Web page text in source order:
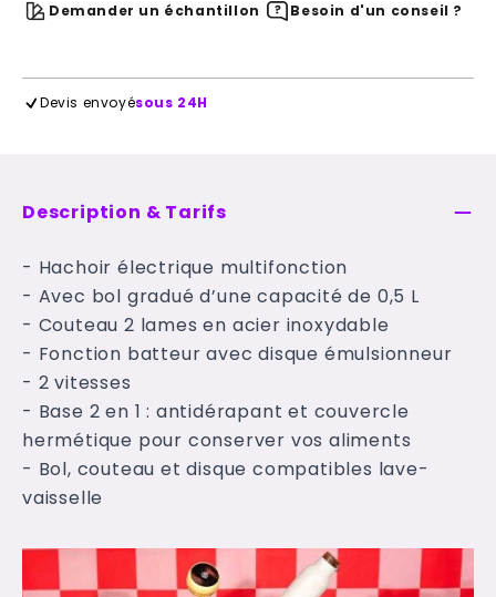
Demander un échantillon Besoin d'un conseil ?
Devis envoyésous 24H
Description & Tarifs
- Hachoir électrique multifonction
- Avec bol gradué d’une capacité de 0,5 L
- Couteau 2 lames en acier inoxydable
- Fonction batteur avec disque émulsionneur
- 2 vitesses
- Base 2 en 1 : antidérapant et couvercle
hermétique pour conserver vos aliments
- Bol, couteau et disque compatibles lave-
vaisselle